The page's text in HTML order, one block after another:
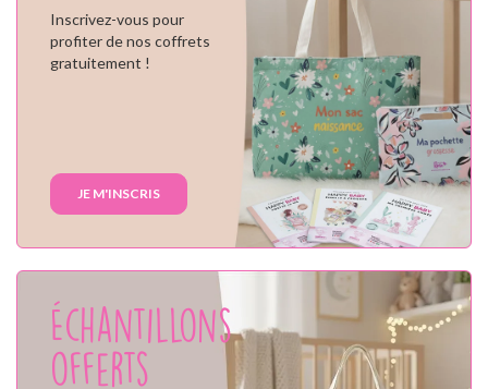
Inscrivez-vous pour
profiter de nos coffrets
gratuitement !
JE M'INSCRIS
Échantillons
offerts